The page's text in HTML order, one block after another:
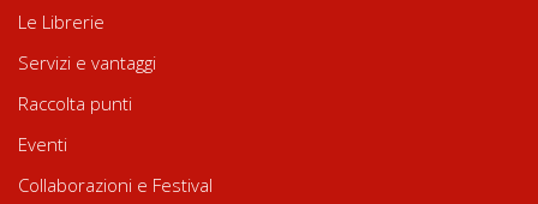
Le Librerie
Servizi e vantaggi
Raccolta punti
Eventi
Collaborazioni e Festival